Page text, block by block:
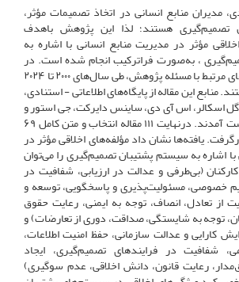
مدیران منابع انسانی در اتخاذ تصمیمات مؤثر،
تصمیم‌گیری هستند؛ لذا این پژوهش باهدف
مؤثر در مدیریت منابع انسانی با اشاره به
، به‌صورت فراترکیب انجام شده است. در
پژوهش حاضر مقاله‌های مرتبط با مسئله پژوهش، طی سال‌های ۲۰۰۰ تا ۲۰۲۴
منابع این مقاله از پایگاه‌های اطلاعاتی - استنادی،
اسکالر، اس آی دی، ساینس دایرکت، جی استور و
وب آو ساینس به دست آمدند. درنهایت ۱۱۱ مقاله انتخاب و متن کامل ۶۹
یافته‌ها نشان داد مؤلفه‌های اخلاقی مؤثر در
اشاره به سیستم پشتیبان تصمیم‌گیری را می‌توان
کارکنان (بی‌طرفی و عدالت در ارزیابی، شفافیت در
خصوصی، مسئولیت‌پذیری و پاسخگویی، توسعه و
از تعادل، انصاف، توجه به ایمنی، رعایت حقوق
توجه به شایستگی، صداقت، دوری از تعارضات) و
کارایی و عدالت سازمانی، حفظ امنیت اطلاعات،
شفافیت در فرایند‌های تصمیم‌گیری، ایجاد
رعایت قانون، دانش اخلاقی، عدم سوگیری)